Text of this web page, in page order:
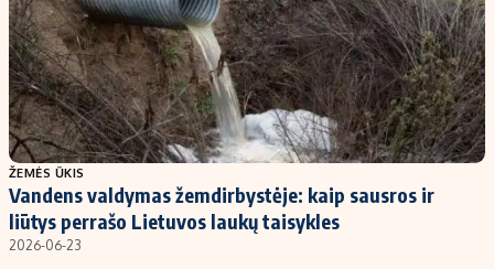
ŽEMĖS ŪKIS
Vandens valdymas žemdirbystėje: kaip sausros ir
liūtys perrašo Lietuvos laukų taisykles
2026-06-23